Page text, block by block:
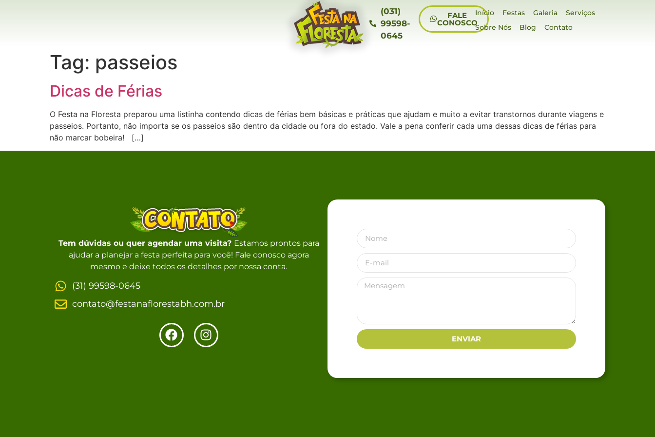
(031)
99598-
0645
FALE
CONOSCO
Início Festas Galeria
Serviços
Sobre Nós
Blog Contato
Tag: passeios
Dicas de Férias
O Festa na Floresta preparou uma listinha contendo dicas de férias bem básicas e práticas que ajudam e muito a evitar transtornos durante viagens e
passeios. Portanto, não importa se os passeios são dentro da cidade ou fora do estado. Vale a pena conferir cada uma dessas dicas de férias para
não marcar bobeira! […]
Tem dúvidas ou quer agendar uma visita? Estamos prontos para
ajudar a planejar a festa perfeita para você! Fale conosco agora
mesmo e deixe todos os detalhes por nossa conta.
(31) 99598-0645
contato@festanaflorestabh.com.br
ENVIAR